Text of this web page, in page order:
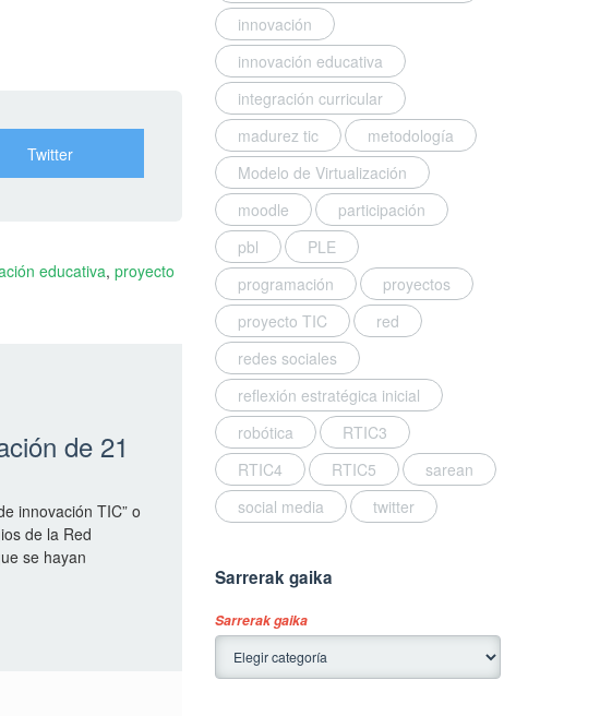
Twitter
educativa, proyecto
de 21
innovación TIC” o
de la Red
se hayan
innovación
innovación educativa
integración curricular
madurez tic
metodología
Modelo de Virtualización
moodle
participación
pbl
PLE
programación
proyectos
proyecto TIC
red
redes sociales
reflexión estratégica inicial
robótica
RTIC3
RTIC4
RTIC5
sarean
social media
twitter
Sarrerak gaika
Sarrerak gaika